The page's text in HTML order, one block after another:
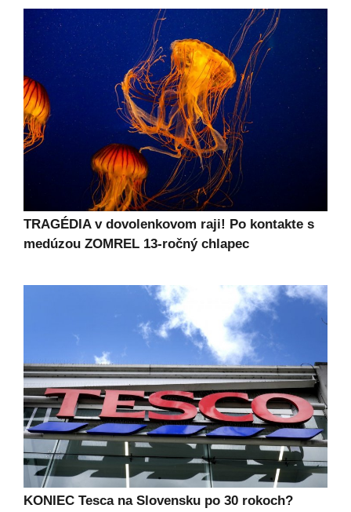
TRAGÉDIA v dovolenkovom raji! Po kontakte s
medúzou ZOMREL 13-ročný chlapec
KONIEC Tesca na Slovensku po 30 rokoch?